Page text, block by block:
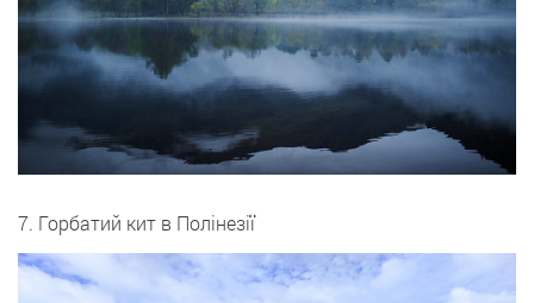
7. Горбатий кит в Полінезії